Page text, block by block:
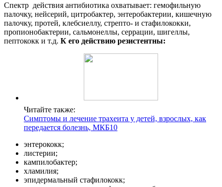
Спектр действия антибиотика охватывает: гемофильную
палочку, нейсерий, цитробактер, энтеробактерии, кишечную
палочку, протей, клебсиеллу, стрепто- и стафилококки,
пропионобактерии, сальмонеллы, серрации, шигеллы,
пептококк и т.д. К его действию резистентны:
Читайте также:
Симптомы и лечение трахеита у детей, взрослых, как
передается болезнь, МКБ10
энтерококк;
листерии;
кампилобактер;
хламилия;
эпидермальный стафилококк;